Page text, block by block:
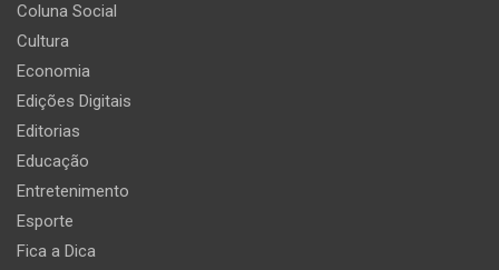
Coluna Social
Cultura
Economia
Edições Digitais
Editorias
Educação
Entretenimento
Esporte
Fica a Dica